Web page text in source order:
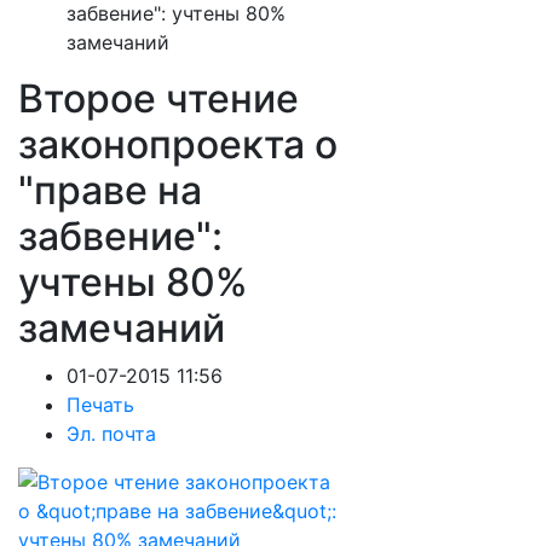
забвение": учтены 80%
замечаний
Второе чтение
законопроекта о
"праве на
забвение":
учтены 80%
замечаний
01-07-2015 11:56
Печать
Эл. почта